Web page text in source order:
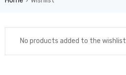
No products added to the wishlist